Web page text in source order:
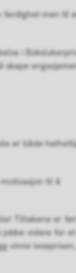
ferdighet men til
i
er både
til å
Tiltakene er
jobbe videre for et
vinne